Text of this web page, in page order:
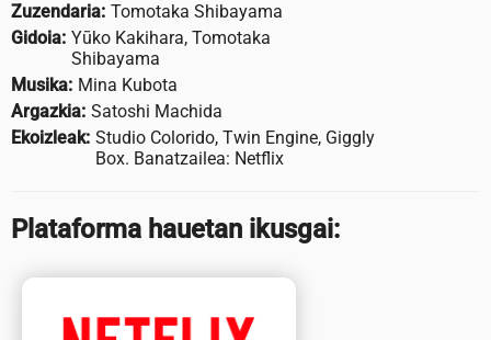
Zuzendaria: Tomotaka Shibayama
Gidoia: Yūko Kakihara, Tomotaka
Shibayama
Musika: Mina Kubota
Argazkia: Satoshi Machida
Ekoizleak: Studio Colorido, Twin Engine, Giggly
Box. Banatzailea: Netflix
Plataforma hauetan ikusgai: